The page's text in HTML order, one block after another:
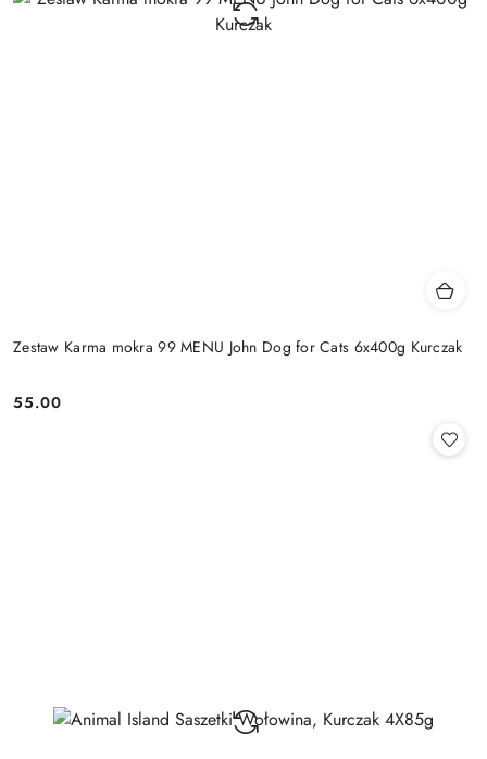
Zestaw Karma mokra 99 MENU John Dog for Cats 6x400g Kurczak
Cena:
55.00